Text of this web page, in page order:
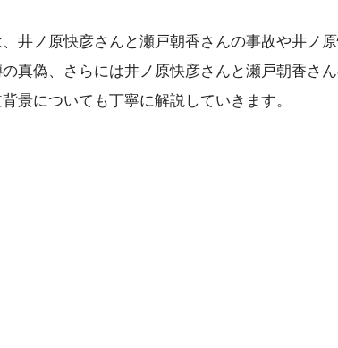
井ノ原快彦さんと瀬戸朝香さんの事故や井ノ
真偽、さらには井ノ原快彦さんと瀬戸朝香さ
景についても丁寧に解説していきます。